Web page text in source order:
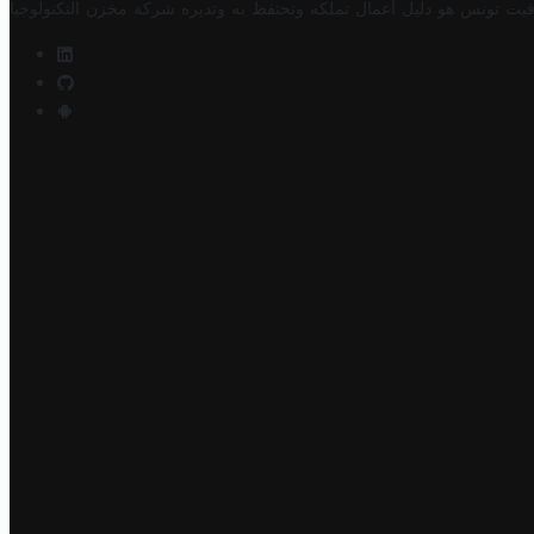
تونس هو دليل أعمال تملكه وتحتفظ به وتديره شركة مخزن التكنولوجيا